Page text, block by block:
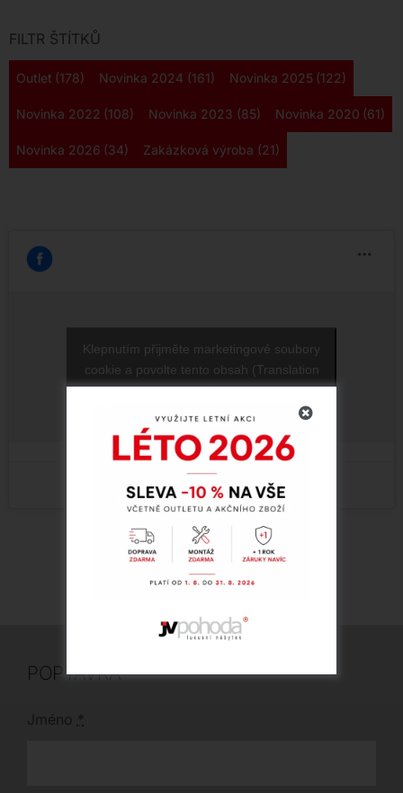
FILTR ŠTÍTKŮ
Outlet (178) Novinka 2024 (161) Novinka 2025 (122)
Novinka 2022 (108) Novinka 2023 (85) Novinka 2020 (61)
Novinka 2026 (34) Zakázková výroba (21)
Klepnutím přijměte marketingové soubory
cookie a povolte tento obsah (Translation
error)
POPTÁVKA
Jméno *